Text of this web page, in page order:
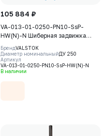
105 884 ₽
VA-013-01-0250-PN10-SsP-
HW(N)-N Шиберная задвижка
Valstok, серия VA, DN0250, PN10,
штурвал, невыдвижной шток,
корпус GJS-400-15 (GGG40), нож
AISI304, седловое уплотнение
БрендVALSTOK
Диаметр номинальныйДУ 250
Артикул
VA-013-01-0250-PN10-SsP-HW(N)-N
В наличии